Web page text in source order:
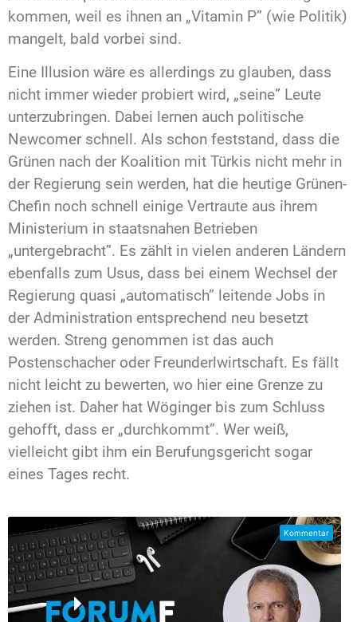
kommen, weil es ihnen an „Vitamin P” (wie Politik)
mangelt, bald vorbei sind.
Eine Illusion wäre es allerdings zu glauben, dass
nicht immer wieder probiert wird, „seine” Leute
unterzubringen. Dabei lernen auch politische
Newcomer schnell. Als schon feststand, dass die
Grünen nach der Koalition mit Türkis nicht mehr in
der Regierung sein werden, hat die heutige Grünen-
Chefin noch schnell einige Vertraute aus ihrem
Ministerium in staatsnahen Betrieben
„untergebracht”. Es zählt in vielen anderen Ländern
ebenfalls zum Usus, dass bei einem Wechsel der
Regierung quasi „automatisch” leitende Jobs in
der Administration entsprechend neu besetzt
werden. Streng genommen ist das auch
Postenschacher oder Freunderlwirtschaft. Es fällt
nicht leicht zu bewerten, wo hier eine Grenze zu
ziehen ist. Daher hat Wöginger bis zum Schluss
gehofft, dass er „durchkommt”. Wer weiß,
vielleicht gibt ihm ein Berufungsgericht sogar
eines Tages recht.